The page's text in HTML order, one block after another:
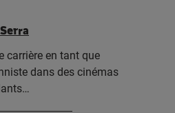
carrière en tant que
dans des cinémas